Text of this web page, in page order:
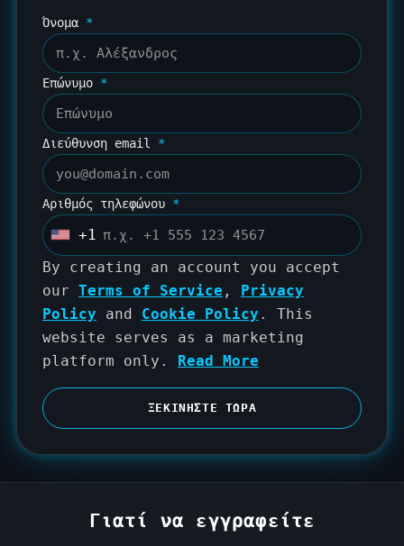
Όνομα *
Επώνυμο *
Διεύθυνση email *
Αριθμός τηλεφώνου *
U
i
t
e
d
a
t
+1
By creating an account you accept
our Terms of Service ,
Privacy
Policy and Cookie Policy . This
website serves as a marketing
platform only.
Read More
ΞΕΚΙΝΗΣΤΕ ΤΩΡΑ
Γιατί να εγγραφείτε